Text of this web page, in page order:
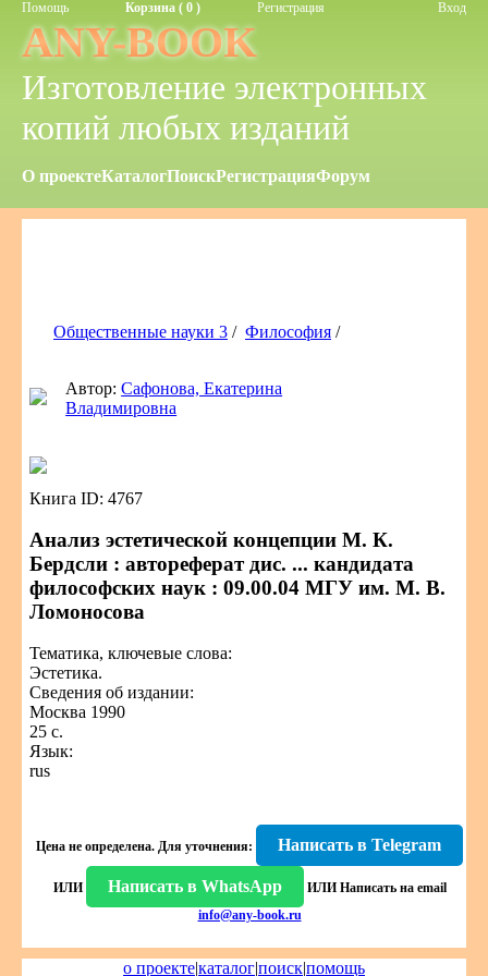
Помощь Корзина ( 0 ) Регистрация Вход
ANY-BOOK
Изготовление электронных
копий любых изданий
О проектеКаталогПоискРегистрацияФорум
Общественные науки 3 / Философия /
Автор:Сафонова, Екатерина
Владимировна
Книга ID: 4767
Анализ эстетической концепции М. К.
Бердсли : автореферат дис. ... кандидата
философских наук : 09.00.04 МГУ им. М. В.
Ломоносова
Тематика, ключевые слова:
Эстетика.
Сведения об издании:
Москва 1990
25 с.
Язык:
rus
Цена не определена. Для уточнения: Написать в Telegram
ИЛИ Написать в WhatsApp ИЛИ Написать на email
info@any-book.ru
о проекте|каталог|поиск|помощь